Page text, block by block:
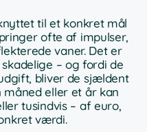
til et konkret mål
ofte af impulser,
vaner. Det er
– og fordi de
bliver de sjældent
eller et år kan
tusindvis – af euro,
værdi.